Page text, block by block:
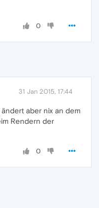
0
31 Jan 2015, 17:44
aber nix an dem
Rendern der
0